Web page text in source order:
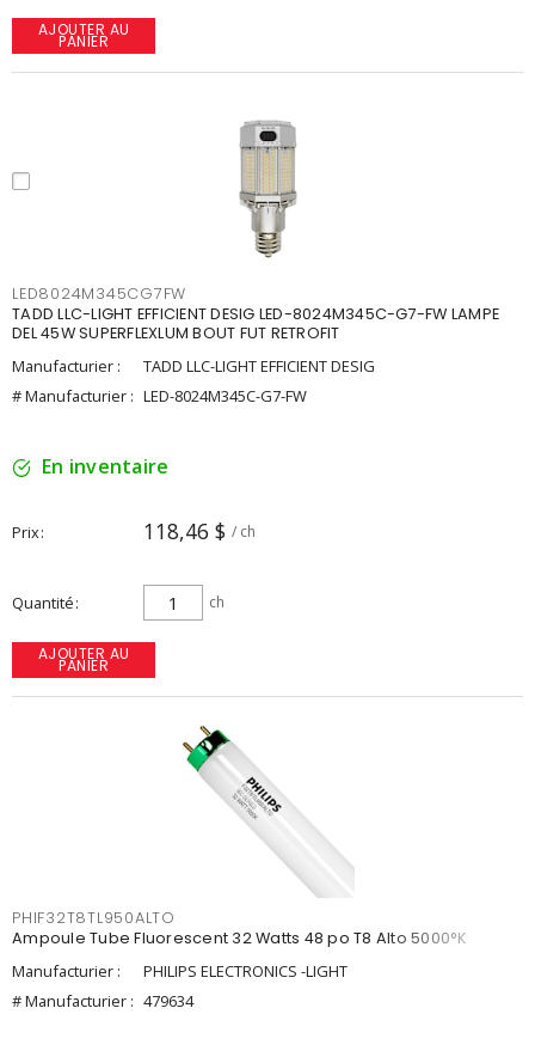
AJOUTER AU
PANIER
LED8024M345CG7FW
TADD LLC-LIGHT EFFICIENT DESIG LED-8024M345C-G7-FW LAMPE
DEL 45W SUPERFLEXLUM BOUT FUT RETROFIT
Manufacturier :
TADD LLC-LIGHT EFFICIENT DESIG
# Manufacturier : LED-8024M345C-G7-FW
En inventaire
Prix 118,46 $ / ch
Quantité ch
AJOUTER AU
PANIER
PHIF32T8TL950ALTO
Ampoule Tube Fluorescent 32 Watts 48 po T8 Alto 5000°K
Manufacturier :
PHILIPS ELECTRONICS -LIGHT
# Manufacturier : 479634